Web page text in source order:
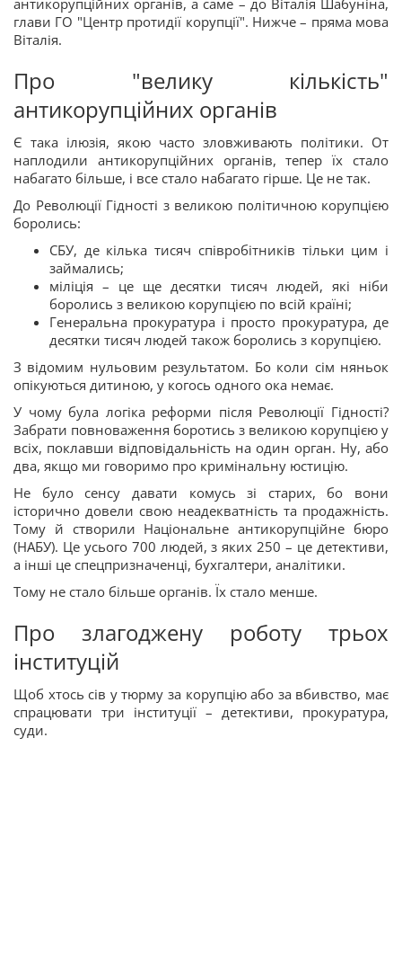
антикорупційних органів, а саме – до Віталія Шабуніна,
глави ГО "Центр протидії корупції". Нижче – пряма мова
Віталія.
Про "велику кількість"
антикорупційних органів
Є така ілюзія, якою часто зловживають політики. От
наплодили антикорупційних органів, тепер їх стало
набагато більше, і все стало набагато гірше. Це не так.
До Революції Гідності з великою політичною корупцією
боролись:
СБУ, де кілька тисяч співробітників тільки цим і
займались;
міліція – це ще десятки тисяч людей, які ніби
боролись з великою корупцією по всій країні;
Генеральна прокуратура і просто прокуратура, де
десятки тисяч людей також боролись з корупцією.
З відомим нульовим результатом. Бо коли сім няньок
опікуються дитиною, у когось одного ока немає.
У чому була логіка реформи після Революції Гідності?
Забрати повноваження боротись з великою корупцією у
всіх, поклавши відповідальність на один орган. Ну, або
два, якщо ми говоримо про кримінальну юстицію.
Не було сенсу давати комусь зі старих, бо вони
історично довели свою неадекватність та продажність.
Тому й створили Національне антикорупційне бюро
(НАБУ). Це усього 700 людей, з яких 250 – це детективи,
а інші це спецпризначенці, бухгалтери, аналітики.
Тому не стало більше органів. Їх стало менше.
Про злагоджену роботу трьох
інституцій
Щоб хтось сів у тюрму за корупцію або за вбивство, має
спрацювати три інституції – детективи, прокуратура,
суди.